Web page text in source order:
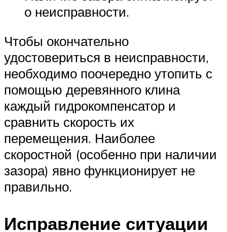
о неисправности.
Чтобы окончательно
удостовериться в неисправности,
необходимо поочередно утопить с
помощью деревянного клина
каждый гидрокомпенсатор и
сравнить скорость их
перемещения. Наиболее
скоростной (особенно при наличии
зазора) явно функционирует не
правильно.
Исправление ситуации